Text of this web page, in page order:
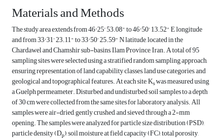
Materials and Methods
The study area extends from 46° 25' 53.08" to 46° 50' 13.52" E longitude
and from 33° 31' 23.11" to 33° 50' 25.59" N latitude, located in the
Chardawel and Chamshir sub-basins, Ilam Province, Iran. A total of 95
sampling sites were selected using a stratified random sampling approach,
ensuring representation of land capability classes, land use categories, and
geological and topographical features. At each site, Kswas measured using
a Guelph permeameter. Disturbed and undisturbed soil samples to a depth
of 30 cm were collected from the same sites for laboratory analysis. All
samples were air-dried, gently crushed, and sieved through a 2-mm
opening. The samples were analyzed for particle size distribution (PSD),
particle density (Dp), soil moisture at field capacity (FC), total porosity,